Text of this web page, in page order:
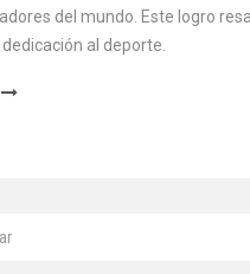
del mundo. Este logro
al deporte.